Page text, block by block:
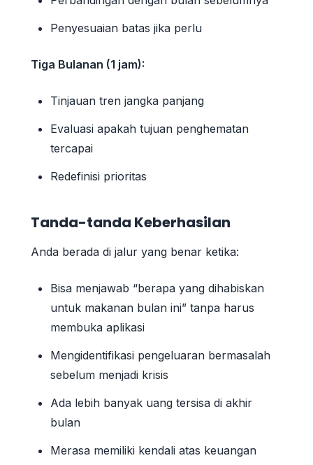
Penyesuaian batas jika perlu
Tiga Bulanan (1 jam):
Tinjauan tren jangka panjang
Evaluasi apakah tujuan penghematan
tercapai
Redefinisi prioritas
Tanda-tanda Keberhasilan
Anda berada di jalur yang benar ketika:
Bisa menjawab “berapa yang dihabiskan
untuk makanan bulan ini” tanpa harus
membuka aplikasi
Mengidentifikasi pengeluaran bermasalah
sebelum menjadi krisis
Ada lebih banyak uang tersisa di akhir
bulan
Merasa memiliki kendali atas keuangan